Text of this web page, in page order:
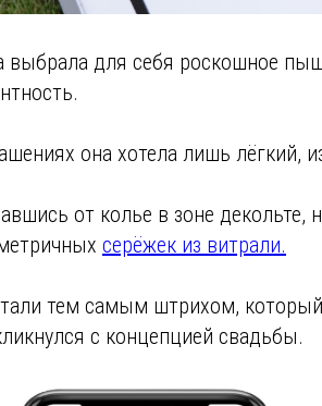
выбрала для себя роскошное
она хотела лишь лёгкий,
от колье в зоне
серёжек из витрали.
тем самым штрихом,
с концепцией свадьбы.